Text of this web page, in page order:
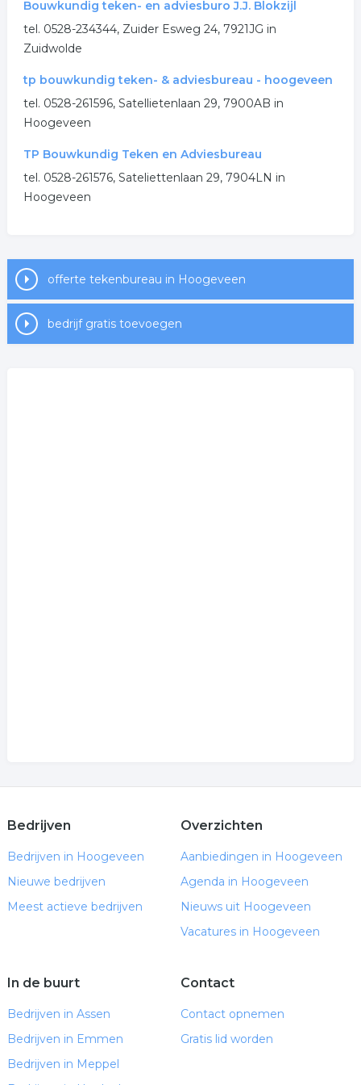
.
Bouwkundig teken- en adviesburo J.J. Blokzijl
tel. 0528-234344, Zuider Esweg 24, 7921JG in
Zuidwolde
tp bouwkundig teken- & adviesbureau - hoogeveen
tel. 0528-261596, Satellietenlaan 29, 7900AB in
Hoogeveen
TP Bouwkundig Teken en Adviesbureau
tel. 0528-261576, Sateliettenlaan 29, 7904LN in
Hoogeveen
offerte tekenbureau in Hoogeveen
bedrijf gratis toevoegen
Bedrijven
Bedrijven in Hoogeveen
Nieuwe bedrijven
Meest actieve bedrijven
Overzichten
Aanbiedingen in Hoogeveen
Agenda in Hoogeveen
Nieuws uit Hoogeveen
Vacatures in Hoogeveen
In de buurt
Bedrijven in Assen
Bedrijven in Emmen
Bedrijven in Meppel
Contact
Contact opnemen
Gratis lid worden